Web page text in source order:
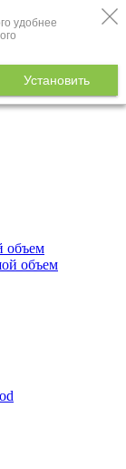
удобнее
Установить
объем
объем